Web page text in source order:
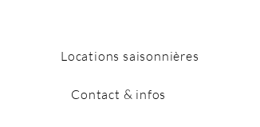
Locations saisonnières
Contact & infos